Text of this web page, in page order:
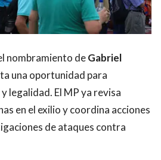
nombramiento deGabriel
una oportunidad para
legalidad. El MP ya revisa
en el exilio y coordina acciones
de ataques contra